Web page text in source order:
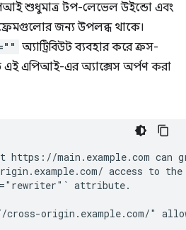
শুধুমাত্র টপ-লেভেল উইন্ডো এবং
জন্য উপলব্ধ থাকে।
অ্যাট্রিবিউট ব্যবহার করে ক্রস-
এপিআই-এর অ্যাক্সেস অর্পণ করা
https://main.example.com can
access to
attribute.